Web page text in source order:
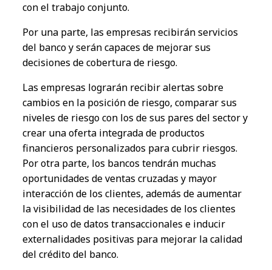
conel trabajo conjunto.
Por una parte, las empresas recibiránservicios
del bancoyseráncapaces de mejorar sus
decisiones de cobertura de riesgo.
Las empresas lograrán recibir alertas sobre
cambios en la posiciónde riesgo, comparar sus
niveles de riesgo con los de sus pares del sectory
crear una oferta integrada de productos
financieros personalizados para cubrir riesgos.
Por otra parte, los bancos tendrán muchas
oportunidades de ventas cruzadasy mayor
interacciónde los clientes, además de aumentar
la visibilidad de las necesidades de los clientes
conel uso de datos transaccionales e inducir
externalidades positivas para mejorar lacalidad
del crédito del banco.